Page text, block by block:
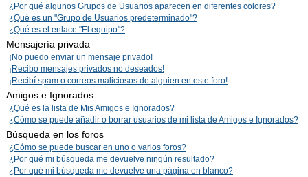
¿Por qué algunos Grupos de Usuarios aparecen en diferentes colores?
¿Qué es un "Grupo de Usuarios predeterminado"?
¿Qué es el enlace "El equipo"?
Mensajería privada
¡No puedo enviar un mensaje privado!
¡Recibo mensajes privados no deseados!
¡Recibí spam o correos maliciosos de alguien en este foro!
Amigos e Ignorados
¿Qué es la lista de Mis Amigos e Ignorados?
¿Cómo se puede añadir o borrar usuarios de mi lista de Amigos e Ignorados?
Búsqueda en los foros
¿Cómo se puede buscar en uno o varios foros?
¿Por qué mi búsqueda me devuelve ningún resultado?
¿Por qué mi búsqueda me devuelve una página en blanco?